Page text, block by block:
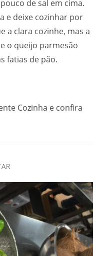
de sal em cima.
e deixe cozinhar por
a clara cozinhe, mas a
o queijo parmesão
fatias de pão.
Cozinha e confira